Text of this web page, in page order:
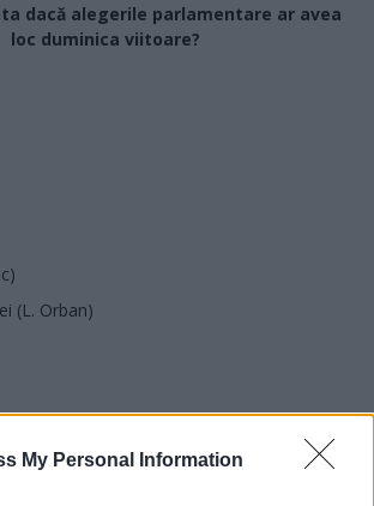
My Personal Information
dacă alegerile parlamentare ar avea
loc duminica viitoare?
(L. Orban)